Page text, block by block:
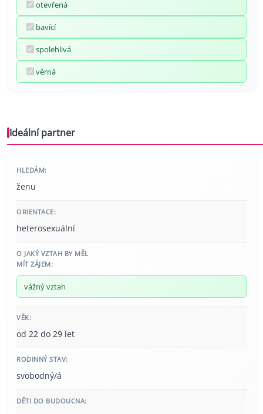
otevřená
bavící
spolehlivá
věrná
Ideální partner
HLEDÁM:
ženu
ORIENTACE:
heterosexuální
O JAKÝ VZTAH BY MĚL
MÍT ZÁJEM:
vážný vztah
VĚK:
od 22 do 29 let
RODINNÝ STAV:
svobodný/á
DĚTI DO BUDOUCNA: